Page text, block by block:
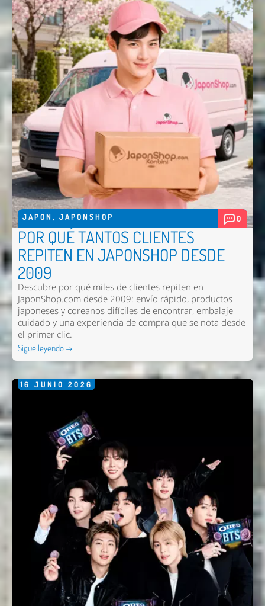
JAPON , JAPONSHOP 0
POR QUÉ TANTOS CLIENTES
REPITEN EN JAPONSHOP DESDE
2009
Descubre por qué miles de clientes repiten en
JaponShop.com desde 2009: envío rápido, productos
japoneses y coreanos difíciles de encontrar, embalaje
cuidado y una experiencia de compra que se nota desde
el primer clic.
Sigue leyendo →
16 JUNIO 2026
Nombre *
Email *
Comentario *